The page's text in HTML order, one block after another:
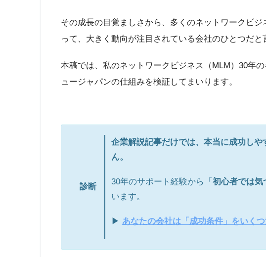
その成長の目覚ましさから、多くのネットワークビ
って、大きく動向が注目されている会社のひとつだと
本稿では、私のネットワークビジネス（MLM）30年
ュージャパンの仕組みを検証してまいります。
診断
企業解説記事だけでは、本当に成功し
ん。
30年のサポート経験から「 初心者では気
います。
▶ あなたの会社は「成功条件」をいく